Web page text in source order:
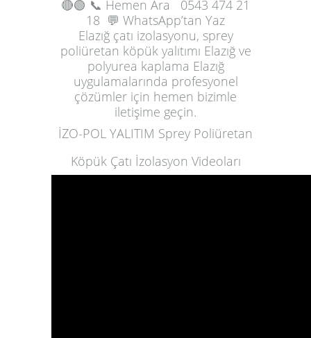
🔴🟢 📞 Hemen Ara
0543 474 21
18 💬 WhatsApp’tan Yaz
Elazığ çatı izolasyonu, sprey
poliüretan köpük yalıtımı Elazığ ve
polyurea kaplama Elazığ
uygulamalarında profesyonel
çözümler için hemen bizimle
iletişime geçin.
İZO-POL YALITIM Sprey Poliüretan
Köpük Çatı İzolasyon Videoları